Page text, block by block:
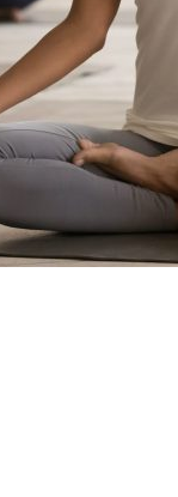
31 DE JULIO DE 2020